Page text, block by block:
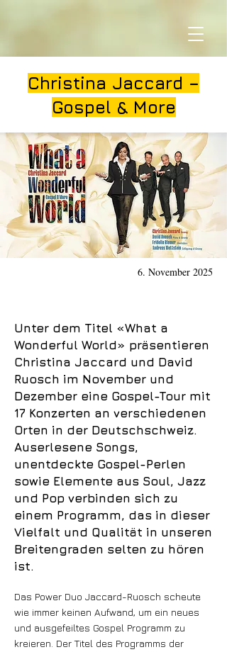
Christina Jaccard –
Gospel & More
6. November 2025
Unter dem Titel «What a
Wonderful World» präsentieren
Christina Jaccard und David
Ruosch im November und
Dezember eine Gospel-Tour mit
17 Konzerten an verschiedenen
Orten in der Deutschschweiz.
Auserlesene Songs,
unentdeckte Gospel-Perlen
sowie Elemente aus Soul, Jazz
und Pop verbinden sich zu
einem Programm, das in dieser
Vielfalt und Qualität in unseren
Breitengraden selten zu hören
ist.
Das Power Duo Jaccard-Ruosch scheute
wie immer keinen Aufwand, um ein neues
und ausgefeiltes Gospel Programm zu
kreieren. Der Titel des Programms der